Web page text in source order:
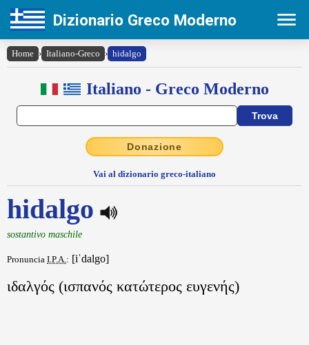
Dizionario Greco Moderno
Home › Italiano-Greco › hidalgo
Italiano - Greco Moderno
Donazione
Vai al dizionario greco-italiano
hidalgo
sostantivo maschile
Pronuncia I.P.A.: [iˈdalgo]
ιδαλγός (ισπανός κατώτερος ευγενής)